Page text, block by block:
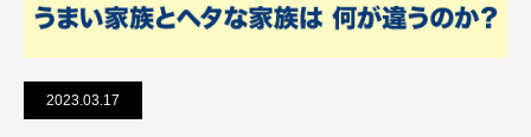
2023.03.17